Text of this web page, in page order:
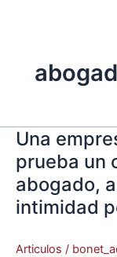
Una
prueba un
abogado,
intimidad
Articulos /
Una
empresa
no
puede
usar
prueba